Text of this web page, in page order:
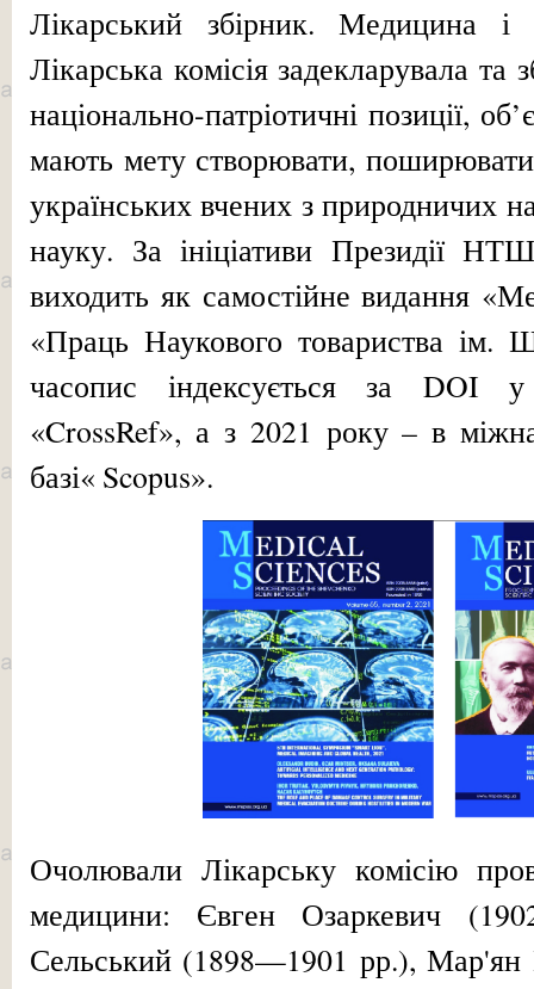
Лікарський збірник. Медицина і
Лікарська комісія задекларувала та
національно-патріотичні позиції,
мають мету створювати, поширювати
українських вчених з природничих
науку. За ініціативи Президії
виходить як самостійне видання
«Праць Наукового товариства ім.
часопис індексується за DOI у
«CrossRef», а з 2021 року – в
базі« Scopus».
Очолювали Лікарську комісію
медицини: Євген Озаркевич
Сельський (1898—1901 рр.),